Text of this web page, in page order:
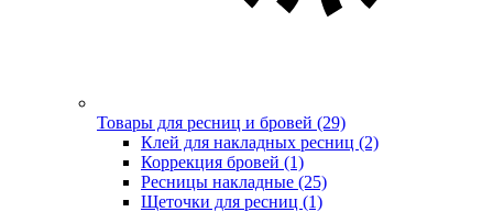
Товары для ресниц и бровей (29)
Клей для накладных ресниц (2)
Коррекция бровей (1)
Ресницы накладные (25)
Щеточки для ресниц (1)